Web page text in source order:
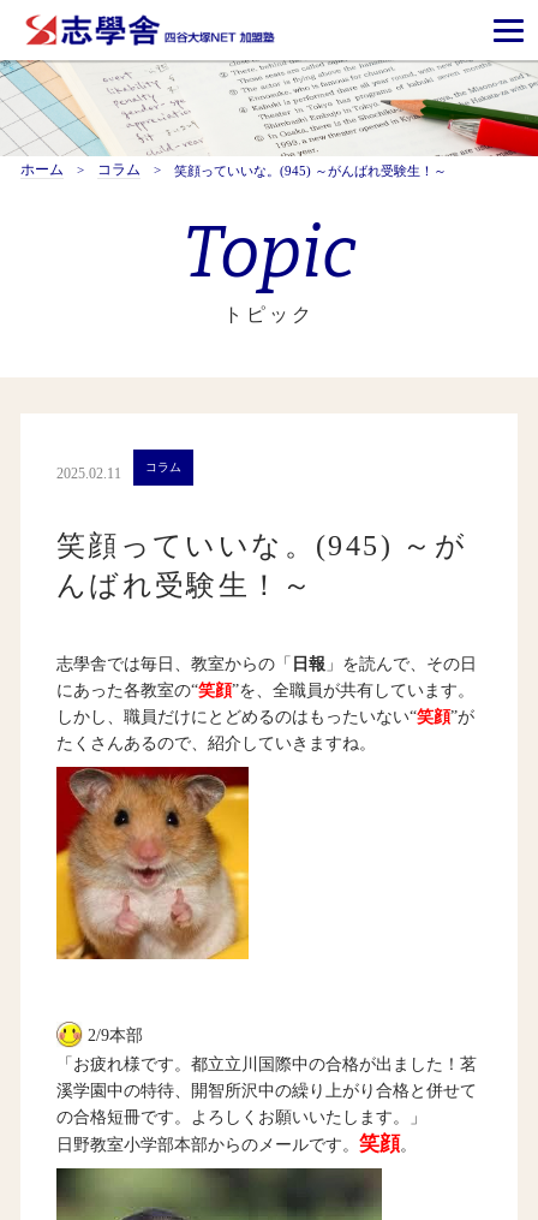
ホーム コラム 笑顔っていいな。(945) ～がんばれ受験生！～
Topic
トピック
2025.02.11 コラム
笑顔っていいな。(945) ～が
んばれ受験生！～
志學舎では毎日、教室からの「 日報 」を読んで、その日
にあった各教室の“笑顔”を、全職員が共有しています。
しかし、職員だけにとどめるのはもったいない“笑顔”が
たくさんあるので、紹介していきますね。
2/9本部
「お疲れ様です。都立立川国際中の合格が出ました！茗
溪学園中の特待、開智所沢中の繰り上がり合格と併せて
の合格短冊です。よろしくお願いいたします。」
日野教室小学部本部からのメールです。 笑顔。